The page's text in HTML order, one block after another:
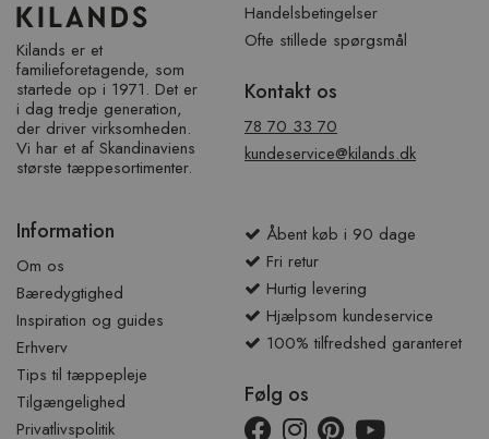
Kilands er et
familieforetagende, som
startede op i 1971. Det er
i dag tredje generation,
der driver virksomheden.
Vi har et af ​​Skandinaviens
største tæppesortimenter.
Handelsbetingelser
Ofte stillede spørgsmål
Kontakt os
78 70 33 70
kundeservice@kilands.dk
Information
Om os
Bæredygtighed
Inspiration og guides
Erhverv
Tips til tæppepleje
Tilgængelighed
Privatlivspolitik
Åbent køb i 90 dage
Fri retur
Hurtig levering
Hjælpsom kundeservice
100% tilfredshed garanteret
Følg os